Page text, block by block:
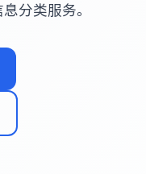
分类服务。